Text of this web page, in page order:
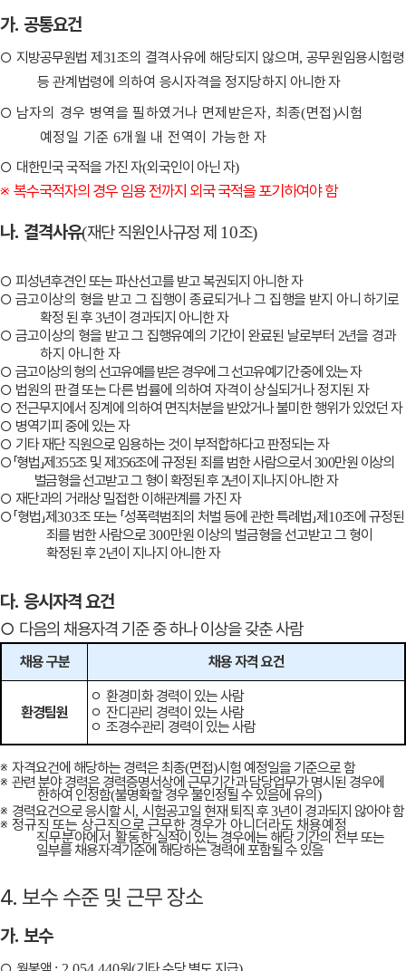
가. 공통요건
○ 지방공무원법 제 31조의 결격사유에 해당되지 않으며, 공무원임용시험령
등 관계법령에 의하여 응시자격을 정지당하지 아니한 자
○ 남자의 경우 병역을 필하였거나 면제받은자, 최종(면접)시험
예정일 기준 6개월 내 전역이 가능한 자
○ 대한민국 국적을 가진 자(외국인이 아닌 자)
※ 복수국적자의 경우 임용 전까지 외국 국적을 포기하여야 함
나. 결격사유(재단 직원인사규정 제 10조)
○ 피성년후견인 또는 파산선고를 받고 복권되지 아니한 자
○ 금고이상의 형을 받고 그 집행이 종료되거나 그 집행을 받지 아니 하기로
확정 된 후3년이 경과되지 아니한 자
○ 금고이상의 형을 받고 그 집행유예의 기간이 완료된 날로부터 2년을 경과
하지 아니한 자
○ 금고이상의 형의 선고유예를 받은 경우에 그 선고유예기간 중에 있는 자
○ 법원의 판결 또는 다른 법률에 의하여 자격이 상실되거나 정지된 자
○ 전근무지에서 징계에 의하여 면직처분을 받았거나 불미한 행위가있었던 자
○ 병역기피 중에 있는 자
○ 기타 재단 직원으로 임용하는 것이 부적합하다고 판정되는 자
○「형법」제355조 및 제 356조에 규정된 죄를 범한 사람으로서300만원 이상의
벌금형을 선고받고 그 형이 확정된 후 2년이 지나지 아니한 자
○ 재단과의 거래상 밀접한 이해관계를 가진 자
○「형법」제 303조 또는 「성폭력범죄의 처벌 등에 관한 특례법」제 10조에 규정된
죄를 범한 사람으로300만원 이상의 벌금형을선고받고 그 형이
확정된 후2년이 지나지 아니한 자
다. 응시자격 요건
○ 다음의 채용자격 기준 중 하나 이상을 갖춘 사람
채용 구분 채용 자격 요건
환경팀원
ㅇ 환경미화 경력이 있는 사람
ㅇ 잔디관리 경력이 있는 사람
ㅇ 조경수관리 경력이 있는 사람
※ 자격요건에 해당하는 경력은 최종(면접)시험 예정일을 기준으로 함
※ 관련 분야 경력은 경력증명서상에 근무기간과 담당업무가 명시된 경우에
한하여 인정함(불명확할 경우 불인정될 수 있음에 유의)
※ 경력요건으로 응시할 시 , 시험공고일 현재 퇴직 후3년이 경과되지 않아야 함
※ 정규직 또는 상근직으로 근무한 경우가 아니더라도 채용예정
직무분야에서 활동한실적이 있는 경우에는 해당 기간의 전부 또는
일부를 채용자격기준에 해당하는 경력에 포함될 수 있음
4. 보수 수준 및 근무 장소
가. 보수